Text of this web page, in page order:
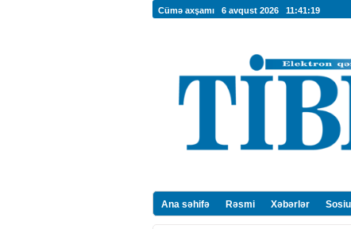
Cümə axşamı 6 avqust 2026 11:41:20
Ana səhifə Rəsmi Xəbərlər